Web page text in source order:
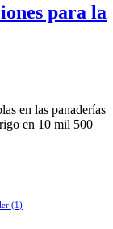
para la
en las panaderías
en 10 mil 500
(1)